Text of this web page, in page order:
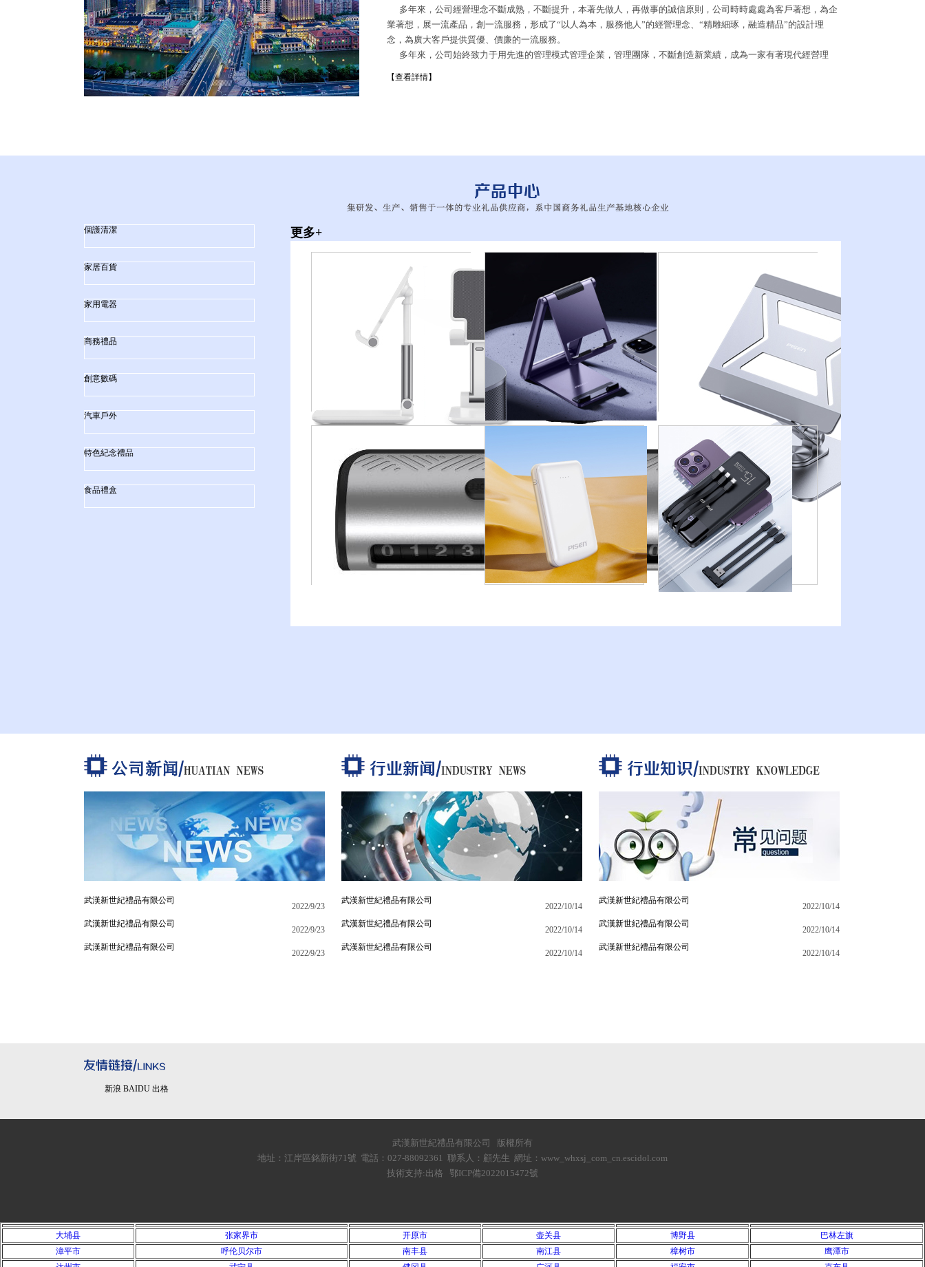
多年來，公司經營理念不斷成熟，不斷提升，本著先做人，再做事的誠信原則，公司時時處處為客戶著想，為企
業著想，展一流產品，創一流服務，形成了“以人為本，服務他人”的經營理念、“精雕細琢，融造精品”的設計理
念，為廣大客戶提供質優、價廉的一流服務。
多年來，公司始終致力于用先進的管理模式管理企業，管理團隊，不斷創造新業績，成為一家有著現代經營理
【查看詳情】
個護清潔
家居百貨
家用電器
商務禮品
創意數碼
汽車戶外
特色紀念禮品
食品禮盒
更多+
武漢新世紀禮品有限公司
2022/9/23
武漢新世紀禮品有限公司
2022/9/23
武漢新世紀禮品有限公司
2022/9/23
武漢新世紀禮品有限公司
2022/10/14
武漢新世紀禮品有限公司
2022/10/14
武漢新世紀禮品有限公司
2022/10/14
武漢新世紀禮品有限公司
2022/10/14
武漢新世紀禮品有限公司
2022/10/14
武漢新世紀禮品有限公司
2022/10/14
新浪 BAIDU 出格
武漢新世紀禮品有限公司 版權所有
地址：江岸區銘新街71號 電話：027-88092361 聯系人：顧先生 網址：www_whxsj_com_cn.escidol.com
技術支持:出格 鄂ICP備2022015472號
大埔县 张家界市 开原市 壶关县 博野县
巴林左旗
漳平市
呼伦贝尔市 南丰县 南江县 樟树市
鹰潭市